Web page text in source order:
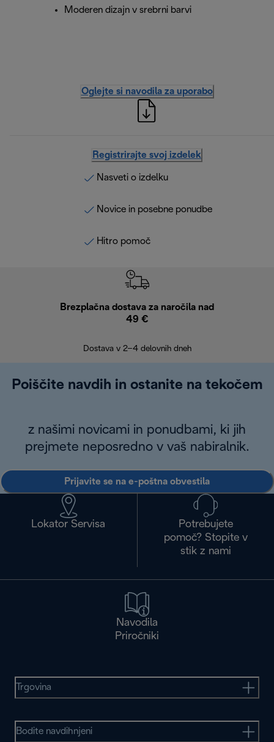
Moderen dizajn v srebrni barvi
Oglejte si navodila za uporabo
Registrirajte svoj izdelek
Nasveti o izdelku
Novice in posebne ponudbe
Hitro pomoč
Brezplačna dostava za naročila nad
49 €
Dostava v 2–4 delovnih dneh
Poiščite navdih in ostanite na tekočem
z našimi novicami in ponudbami, ki jih
prejmete neposredno v vaš nabiralnik.
Prijavite se na e-poštna obvestila
Lokator Servisa
Potrebujete
pomoč? Stopite v
stik z nami
Navodila
Priročniki
Trgovina
Bodite navdihnjeni